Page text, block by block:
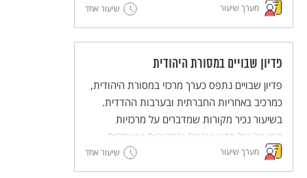
כדי זיכרון צורב?
מערך שיעור שיעור אחד
פדיון שבויים במסורת היהודית
פדיון שבויים נתפס כערך מרכזי במסורת היהודית,
כמרכיב באחריות החברתית ובערבות ההדדית.
בשיעור נכיר מקורות שמדברים על מרכזיות
המצווה של פדיון שבויים ובמקורות שעוסקים
במגבלות על חיוב זה. נקיים דיון כיתתי מבוסס
מקורות על הערך ועל יישומו במציאות בת זמננו.
מערך שיעור שיעור אחד